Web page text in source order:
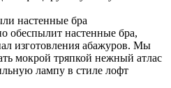
настенные бра
обеспылит настенные бра,
изготовления абажуров. Мы
мокрой тряпкой нежный атлас
лампу в стиле лофт